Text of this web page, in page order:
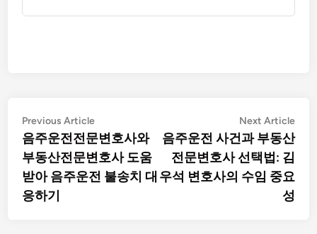
글
탐
색
Previous ArticlePrevious
article:
음주운전전문변호사와
부동산전문변호사 도움
받아 음주운전 불송치 대
응하기
Next Article
음주운전 사건과 부동산
전문변호사 선택법: 김
우석 변호사의 수임 중요
성